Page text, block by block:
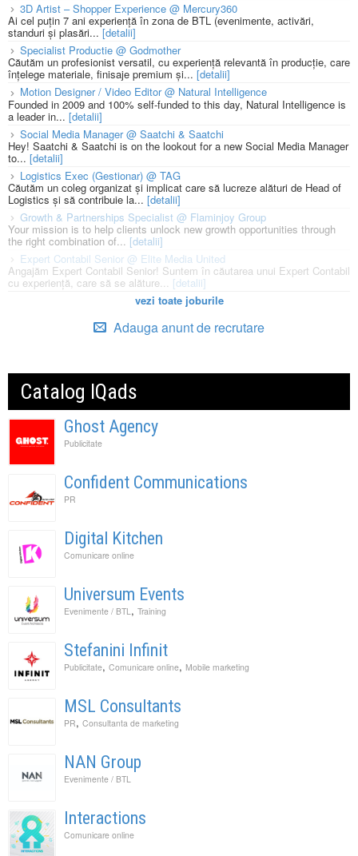
3D Artist – Shopper Experience @ Mercury360
Ai cel puțin 7 ani experiență în zona de BTL (evenimente, activări,
standuri și plasări... [detalii]
Specialist Productie @ Godmother
Căutăm un profesionist versatil, cu experiență relevantă în producție, care
înțelege materiale, finisaje premium și... [detalii]
Motion Designer / Video Editor @ Natural Intelligence
Founded in 2009 and 100% self-funded to this day, Natural Intelligence is
a leader in... [detalii]
Social Media Manager @ Saatchi & Saatchi
Hey! Saatchi & Saatchi is on the lookout for a new Social Media Manager
to... [detalii]
Logistics Exec (Gestionar) @ TAG
Căutăm un coleg organizat și implicat care să lucreze alături de Head of
Logistics și să contribuie la... [detalii]
Growth & Partnerships Specialist @ Flaminjoy Group
Your mission is to help clients unlock new growth opportunities through
the right combination of... [detalii]
Expert Contabil Senior @ Elite Media United
Angajăm Expert Contabil Senior! Suntem în căutarea unui Expert Contabil
cu experiență, care să se alăture... [detalii]
vezi toate joburile
Adauga anunt de recrutare
Catalog IQads
Ghost Agency
Publicitate
Confident Communications
PR
Digital Kitchen
Comunicare online
Universum Events
Evenimente / BTL , Training
Stefanini Infinit
Publicitate, Comunicare online, Mobile marketing
MSL Consultants
PR, Consultanta de marketing
NAN Group
Evenimente / BTL
Interactions
Comunicare online